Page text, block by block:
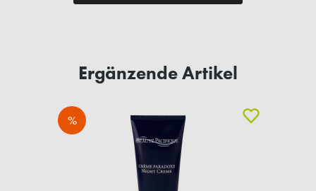
Ergänzende Artikel
%